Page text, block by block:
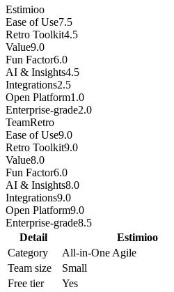
Estimioo
Ease of Use7.5
Retro Toolkit4.5
Value9.0
Fun Factor6.0
AI & Insights4.5
Integrations2.5
Open Platform1.0
Enterprise-grade2.0
TeamRetro
Ease of Use9.0
Retro Toolkit9.0
Value8.0
Fun Factor6.0
AI & Insights8.0
Integrations9.0
Open Platform9.0
Enterprise-grade8.5
Detail
Estimioo
Category
All-in-One Agile
Team size
Small
Free tier
Yes